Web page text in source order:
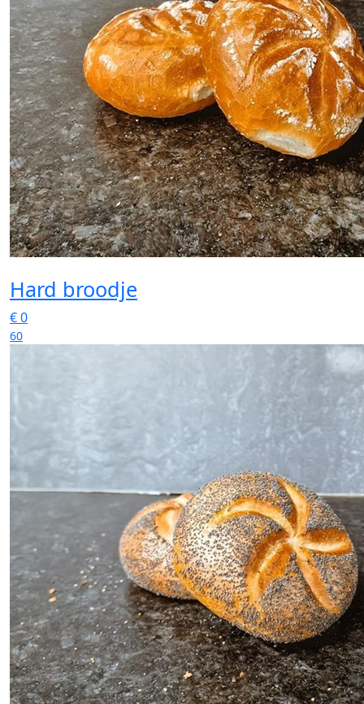
Hard broodje
€0
60